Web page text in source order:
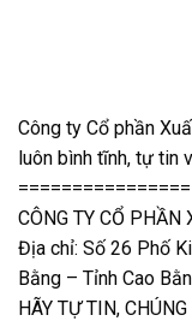
Công ty Cổ phần
luôn bình tĩnh, tự tin
CÔNG TY CỔ PHẦN
Địa chỉ: Số 26 Phố
Bằng – Tỉnh Cao
HÃY TỰ TIN,